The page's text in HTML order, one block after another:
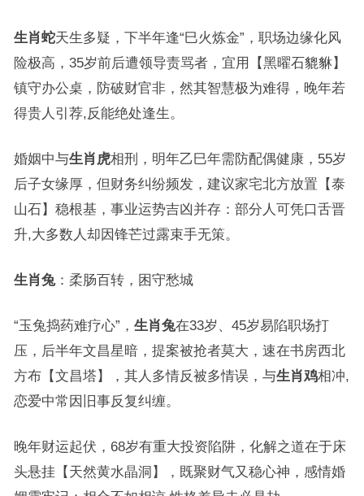
生肖蛇天生多疑，下半年逢“巳火炼金”，职场边缘化风
险极高，35岁前后遭领导责骂者，宜用【黑曜石貔貅】
镇守办公桌，防破财官非，然其智慧极为难得，晚年若
得贵人引荐,反能绝处逢生。
婚姻中与生肖虎相刑，明年乙巳年需防配偶健康，55岁
后子女缘厚，但财务纠纷频发，建议家宅北方放置【泰
山石】稳根基，事业运势吉凶并存：部分人可凭口舌晋
升,大多数人却因锋芒过露束手无策。
生肖兔：柔肠百转，困守愁城
“玉兔捣药难疗心”， 生肖兔在33岁、45岁易陷职场打
压，后半年文昌星暗，提案被抢者莫大，速在书房西北
方布【文昌塔】，其人多情反被多情误，与生肖鸡相冲,
恋爱中常因旧事反复纠缠。
晚年财运起伏，68岁有重大投资陷阱，化解之道在于床
头悬挂【天然黄水晶洞】，既聚财气又稳心神，感情婚